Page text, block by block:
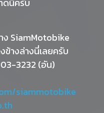
ดนี้ครับ
SiamMotobike
ข้างล่างนี่เลยครับ
3232 (อัน)
siammotobike